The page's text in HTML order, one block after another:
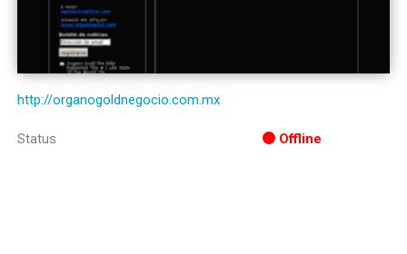
http://organogoldnegocio.com.mx
Status Offline